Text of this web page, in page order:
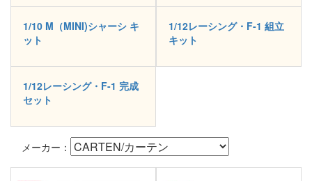
1/10 M（MINI)シャーシ キ
ット
1/12レーシング・F-1 組立
キット
1/12レーシング・F-1 完成
セット
メーカー：